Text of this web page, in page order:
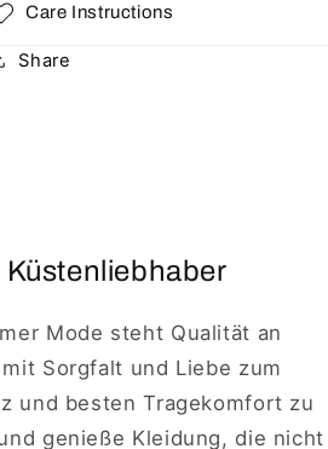
Care Instructions
Share
Mode steht Qualität an
Sorgfalt und Liebe zum
und besten Tragekomfort zu
genieße Kleidung, die nicht